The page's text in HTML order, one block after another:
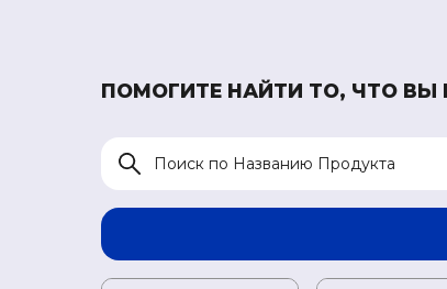
ПОМОГИТЕ НАЙТИ ТО, ЧТО ВЫ